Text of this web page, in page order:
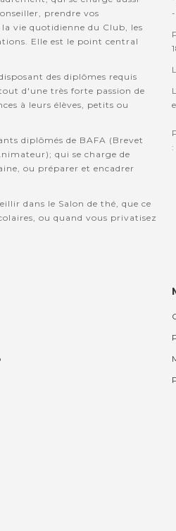
prendre vos
vie quotidienne du Club, les
Elle est le point central
des diplômes requis
d'une très forte passion de
à leurs élèves, petits ou
diplômés de BAFA (Brevet
qui se charge de
ou préparer et encadrer
dans le Salon de thé, que ce
ou quand vous privatisez